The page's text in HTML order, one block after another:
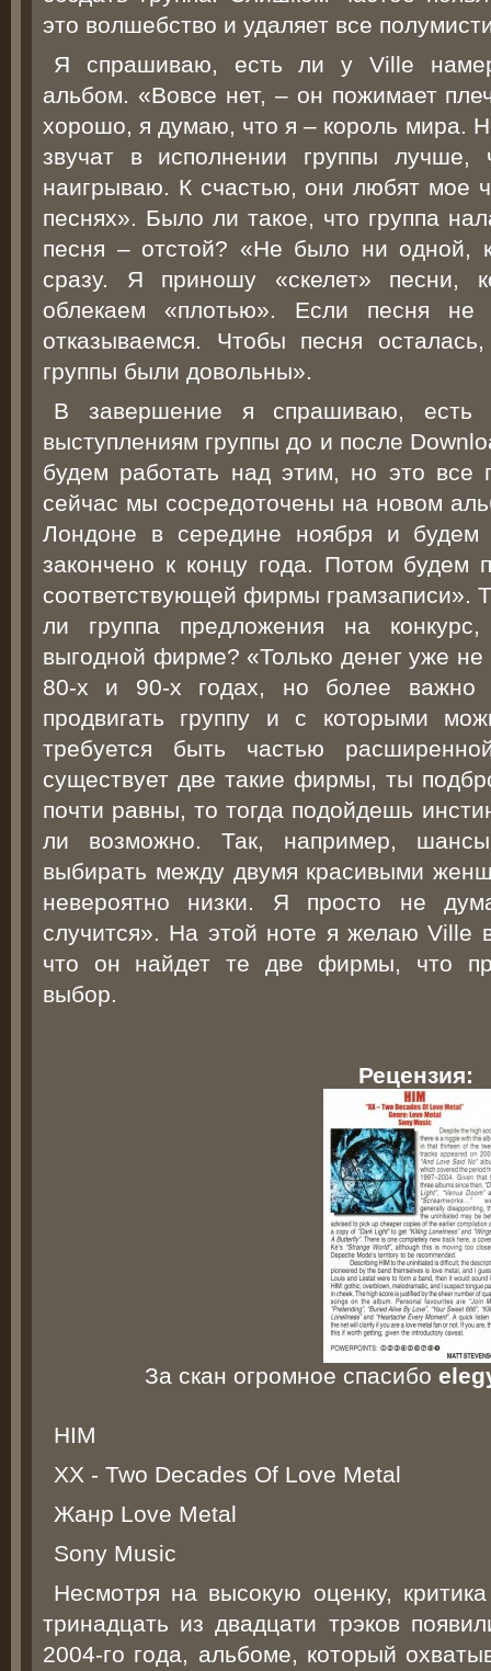
это волшебство и удаляет все
Я спрашиваю, есть ли у Ville
альбом. «Вовсе нет, – он пожимает
хорошо, я думаю, что я – король мира.
звучат в исполнении группы
наигрываю. К счастью, они любят мое
песнях». Было ли такое, что группа
песня – отстой? «Не было ни одной,
сразу. Я приношу «скелет» песни,
облекаем «плотью». Если песня
отказываемся. Чтобы песня
группы были довольны».
В завершение я спрашиваю, есть
выступлениям группы до и после
будем работать над этим, но это все
сейчас мы сосредоточены на новом
Лондоне в середине ноября и будем
закончено к концу года. Потом будем
соответствующей фирмы грамзаписи».
ли группа предложения на
выгодной фирме? «Только денег уже не
80-х и 90-х годах, но более важно
продвигать группу и с которыми
требуется быть частью
существует две такие фирмы, ты
почти равны, то тогда подойдешь
ли возможно. Так, например,
выбирать между двумя красивыми
невероятно низки. Я просто не
случится». На этой ноте я желаю Ville
что он найдет те две фирмы, что
выбор.
Рецензия:
За скан огромное спасибо
HIM
XX - Two Decades Of Love Metal
Жанр Love Metal
Sony Music
Несмотря на высокую оценку,
тринадцать из двадцати трэков
2004-го года, альбоме, который